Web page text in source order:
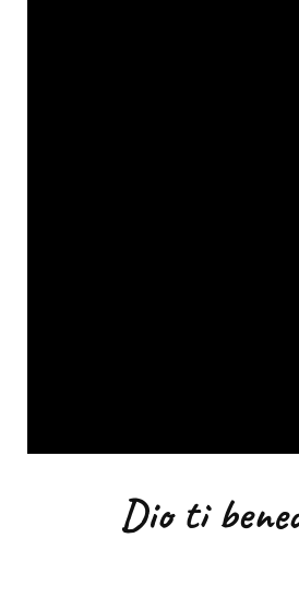
Dio ti